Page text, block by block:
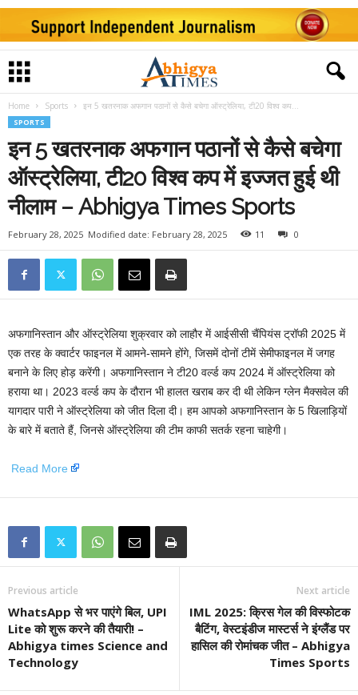
Home Sports इन 5 खतरनाक अफगान पठानों से कैसे बचेगा ऑस्ट्रेलिया, टी20 विश्व कप...
SPORTS
इन 5 खतरनाक अफगान पठानों से कैसे बचेगा
ऑस्ट्रेलिया, टी20 विश्व कप में इज्जत हुई थी
नीलाम – Abhigya Times Sports
February 28, 2025 Modified date: February 28, 2025 11 0
अफगानिस्तान और ऑस्ट्रेलिया शुक्रवार को लाहौर में आईसीसी चैंपियंस ट्रॉफी 2025 में
एक तरह के क्वार्टर फाइनल में आमने-सामने होंगे, जिसमें दोनों टीमें सेमीफाइनल में जगह
बनाने के लिए होड़ करेंगी। अफगानिस्तान ने टी20 वर्ल्ड कप 2024 में ऑस्ट्रेलिया को
हराया था। 2023 वर्ल्ड कप के दौरान भी हालत खराब कर दी थी लेकिन ग्लेन मैक्सवेल की
यागदार पारी ने ऑस्ट्रेलिया को जीत दिला दी। हम आपको अफगानिस्तान के 5 खिलाड़ियों
के बारे में बताते हैं, जिनसे ऑस्ट्रेलिया की टीम काफी सतर्क रहना चाहेगी।
Read More
Previous article
WhatsApp से भर पाएंगे बिल, UPI
Lite को शुरू करने की तैयारी! –
Abhigya times Science and
Technology
Next article
IML 2025: क्रिस गेल की विस्फोटक
बैटिंग, वेस्टइंडीज मास्टर्स ने इंग्लैंड पर
हासिल की रोमांचक जीत – Abhigya
Times Sports